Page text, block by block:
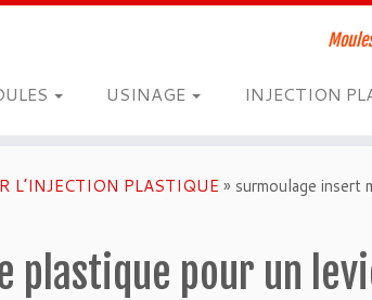
USINAGE INJECTION
L’INJECTION PLASTIQUE » surmoulage insert
pour un